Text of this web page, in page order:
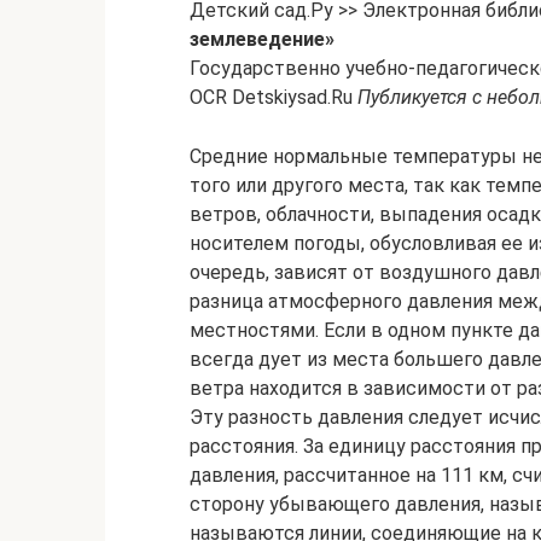
Детский сад.Ру >> Электронная
землеведение»
Государственно учебно-
OCR Detskiysad.Ru Публикуется с
Средние нормальные температуры не дают полного понятия о термических условиях того или другого места, так как температура постоянно изменяется в зависимости от ветров, облачности, выпадения осадков и т. д. В частности ветер является как бы носителем погоды, обусловливая ее изменчивость. Направление и сила ветра, в свою очередь, зависят от воздушного давления. Ветры бывают тем сильнее, чем больше разница атмосферного давления между двумя поясами или соприкасающимися местностями. Если в одном пункте давление больше, а в другом меньше, то ветер всегда дует из места большего давления в место меньшего давления, причем сила ветра находится в зависимости от разности давления между этими двумя пунктами. Эту разность давления следует исчислять на определенную какую-нибудь единицу расстояния. За единицу расстояния принимают градус меридиана-111 км. Изменение давления, рассчитанное на 111 км, считая по направлению нормали к изобаре в-сторону убывающего давления, называется градиентом давления. (Изобарами называются линии, соединяющие на карте места с одинаковым давлением, приведенным к уровню моря.) Чем больше градиент, тем сильнее ветер. Закон, по которому скорость ветра пропорциональна градиенту, называется законом Стефенсона. Кроме того, надо иметь в виду при рассмотрении направления ветра влияние, которое оказывает на движение воздуха вращение земли. Вращение земли, независимо от того, в каком направлении движется какое-либо тело — в меридиональном, широтном или каком-нибудь другом,- всегда оказывает влияние на это движение. На воздух оно влияет в большей степени, чем на воду, потому что воздух представляет менее инертную массу. Вследствие вращения земли всякое движущееся тело, а следовательно и воздух, в северном полушарии отклоняется вправо, а в южном — влево от первоначального направления движения. Этот закон отклонения назван по имени ученого законом Кориолиса. Переходя теперь к рассмотрению распределения атмосферного давления на земной поверхности, мы должны отметить, что оно обуславливается прежде всего условиями распределения температуры, но, кроме этого, зависит также от механических или динамических причин. Для объяснения связи между температурой, с одной стороны, и давлением и направлением ветра, с другой, может служить прилагаемый здесь чертеж. Представим себе, что можно при посредстве какой-нибудь перегородки изолировать две колонны воздуха так, чтобы между ними не мог происходить никакой обмен; представим далее, что воздух в одной колонне подвергается нагреванию, в другой — охлажден. Так как теплый воздух расширяется, то в колонне теплого воздуха определенное давление будет существовать всюду на большей высоте, чем в колонне холодного воздуха по другую сторону от перегородки, и только на поверхности земли давление будет одинаково. С поднятием в атмосфере давление будет падать, причем в теплой половине, вследствие меньшей плотности нагретого воздуха, уменьшение давления происходит медленнее, чем в холодной, отчего одинаковые изобарические поверхности, т. е. поверхности одинакового давления, и расположатся в первой колонне выше, чем во второй. Если мы теперь устраним перегородку, то создадутся условия, наблюдаемые в природе. Так как давление в нагретой половине па-верху больше, чем в холодной, то воздух будет стремиться стекать из теплой половины в холодную, и изобарические поверхности первоначально будут все наклонены в сторону движения. Таким образом, если нагревание в правой половине продолжается, то воздух в ней вследствие этого будет постоянно подниматься кверху и в верхних слоях стекать налево. В левой половине масса воздуха увеличится, а вместе с тем возрастет и давление внизу. Здесь охлажденный воздух начнет опускаться. Так как теперь внизу в холодной колонне давление выше, то нижние изобарические поверхности будут наклонены в обратную сторону, т. е. слева направо, и воздух в нижних слоях будет двигаться согласно наклону изобарических поверхностей слева направо. В конце концов получится замкнутый круговорот воздуха, который будет существовать до тех пор, пока не устранится различие в температурах обеих колонн воздуха. Эти предварительные замечания о ветрах нам понадобятся для изучения распределения ветров и давления на земном шаре. Сначала представим себе для простоты гомогенный